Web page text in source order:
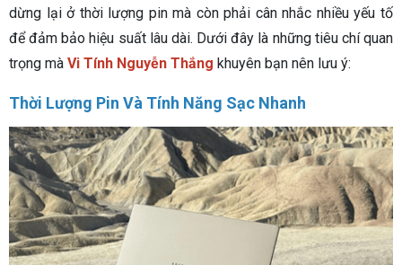
dừng lại ở thời lượng pin mà còn phải cân nhắc nhiều yếu tố
để đảm bảo hiệu suất lâu dài. Dưới đây là những tiêu chí quan
trọng mà Vi Tính Nguyễn Thắng khuyên bạn nên lưu ý:
Thời Lượng Pin Và Tính Năng Sạc Nhanh